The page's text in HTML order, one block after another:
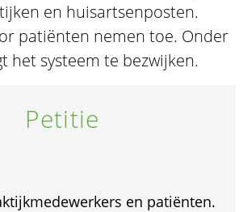
en huisartsenposten.
patiënten nemen toe. Onder
het systeem te bezwijken.
Petitie
en patiënten.